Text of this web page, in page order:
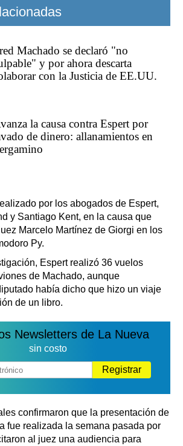
Machado se declaró "no
y por ahora descarta
con la Justicia de EE.UU.
la causa contra Espert por
de dinero: allanamientos en
por los abogados de Espert,
y Santiago Kent, en la causa que
Marcelo Martínez de Giorgi en los
Py.
Espert realizó 36 vuelos
de Machado, aunque
había dicho que hizo un viaje
de un libro.
Newsletters de La Nueva
sin costo
Registrar
confirmaron que la presentación de
fue realizada la semana pasada por
al juez una audiencia para